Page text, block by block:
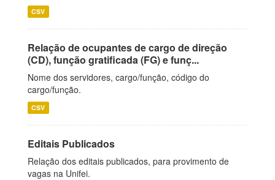
CSV
Relação de ocupantes de cargo de direção
(CD), função gratificada (FG) e funç...
Nome dos servidores, cargo/função, código do
cargo/função.
CSV
Editais Publicados
Relação dos editais publicados, para provimento de
vagas na Unifei.